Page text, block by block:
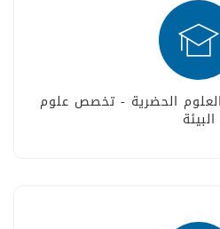
الحضرية - تخصص علوم
البيئة